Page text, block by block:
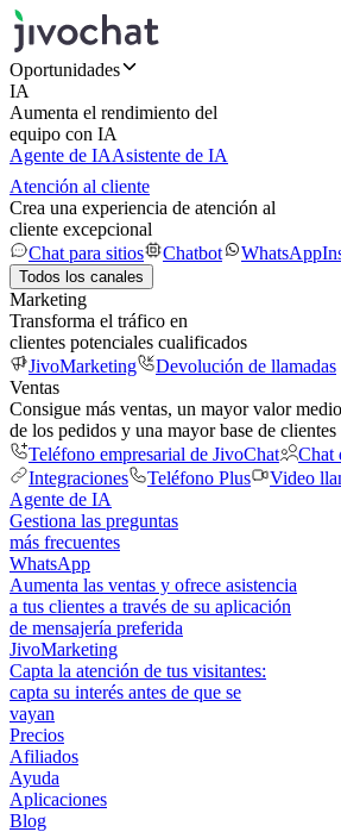
Oportunidades
IA
Aumenta el rendimiento del
equipo con IA
Agente de IAAsistente de IA
Atención al cliente
Crea una experiencia de atención al
cliente excepcional
Chat para sitios
Chatbot WhatsApp
Todos los canales
Marketing
Transforma el tráfico en
clientes potenciales cualificados
JivoMarketing
Devolución de llamadas
Ventas
Consigue más ventas, un mayor valor medio
de los pedidos y una mayor base de clientes
Teléfono empresarial de JivoChat
Chat
Integraciones
Teléfono Plus Video
Agente de IA
Gestiona las preguntas
más frecuentes
WhatsApp
Aumenta las ventas y ofrece asistencia
a tus clientes a través de su aplicación
de mensajería preferida
JivoMarketing
Capta la atención de tus visitantes:
capta su interés antes de que se
vayan
Precios
Afiliados
Ayuda
Aplicaciones
Blog